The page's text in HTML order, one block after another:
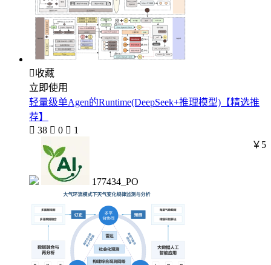
收藏
立即使用
轻量级单Agen的Runtime(DeepSeek+推理模型)【精选推
荐】
 38  0  1
177434_PO
￥5